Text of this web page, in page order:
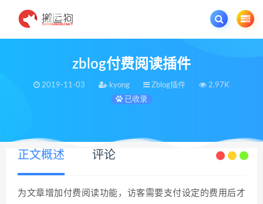
欢迎您光临搬运狗资源网，本站秉承服务宗旨 履行“站长”责任，销售只是起点 服
zblog付费阅读插件
2019-11-03 kyong Zblog插件
2.97K
已收录
正文概述 评论
为文章增加付费阅读功能，访客需要支付设定的费用后才